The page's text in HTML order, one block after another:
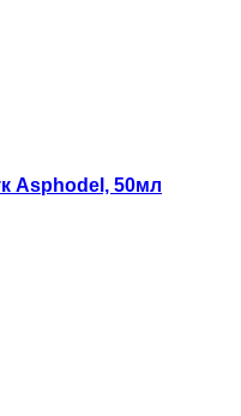
Asphodel, 50мл